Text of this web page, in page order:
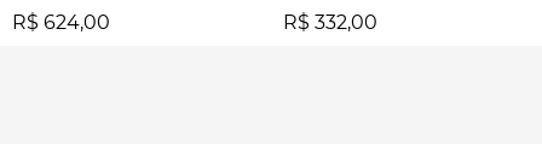
R$ 624,00
R$ 332,00